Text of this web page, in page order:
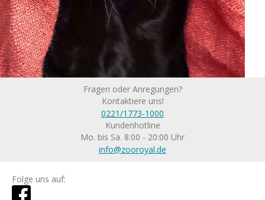
Fragen oder Anregungen?
Kontaktiere uns!
0221/1773-1000
Kundenhotline
Mo. bis Sa. 8:00 - 20:00 Uhr
info@zooroyal.de
Folge uns auf: